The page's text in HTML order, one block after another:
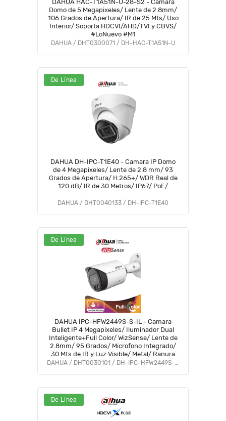
DAHUA HAC-T1A51N-U-28-S2 - Cámara
Domo de 5 Megapixeles/ Lente de 2.8mm/
106 Grados de Apertura/ IR de 25 Mts/ Uso
Interior/ Soporta HDCVI/AHD/TVI y CBVS/
#LoNuevo #M1
DAHUA / DHT0300071 / DH-HAC-T1A51N-U
De Línea
DAHUA DH-IPC-T1E40 - Camara IP Domo
de 4 Megapixeles/ Lente de 2.8 mm/ 93
Grados de Apertura/ H.265+/ WDR Real de
120 dB/ IR de 30 Metros/ IP67/ PoE/
DAHUA / DHT0040133 / DH-IPC-T1E40
De Línea
DAHUA IPC-HFW2449S-S-IL - Camara
Bullet IP 4 Megapixeles/ Iluminador Dual
Inteligente+Full Color/ WizSense/ Lente de
2.8mm/ 95 Grados/ Microfono Integrado/
30 Mts de IR y Luz Visible/ Metal/ Ranura
MicroSD/ WDR 120dB/ SMD Plus/ PoE
DAHUA / DHT0030101 / DH-IPC-HFW2449S-S-IL
De Línea